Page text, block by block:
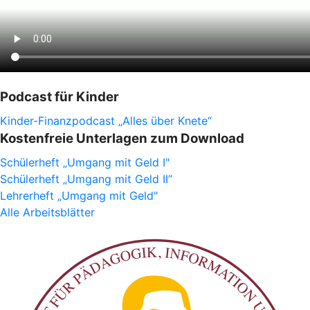
Podcast für Kinder
Kinder-Finanzpodcast „Alles über Knete“
Kostenfreie Unterlagen zum Download
Schülerheft „Umgang mit Geld I"
Schülerheft „Umgang mit Geld II”
Lehrerheft „Umgang mit Geld"
Alle Arbeitsblätter